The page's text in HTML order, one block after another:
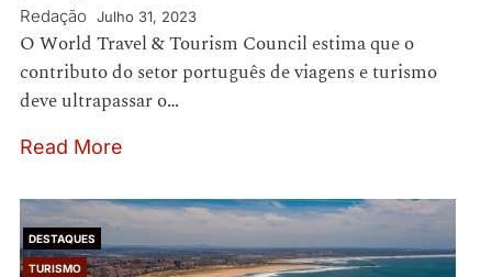
Redação Julho 31, 2023
O World Travel & Tourism Council estima que o
contributo do setor português de viagens e turismo
deve ultrapassar o…
Read More
DESTAQUES
TURISMO